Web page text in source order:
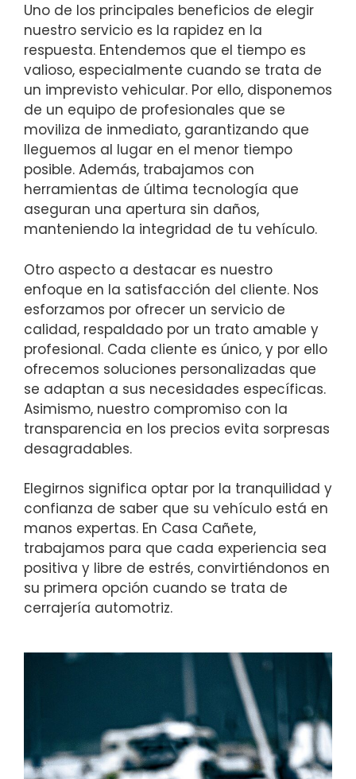
Uno de los principales beneficios de elegir
nuestro servicio es la rapidez en la
respuesta. Entendemos que el tiempo es
valioso, especialmente cuando se trata de
un imprevisto vehicular. Por ello, disponemos
de un equipo de profesionales que se
moviliza de inmediato, garantizando que
lleguemos al lugar en el menor tiempo
posible. Además, trabajamos con
herramientas de última tecnología que
aseguran una apertura sin daños,
manteniendo la integridad de tu vehículo.
Otro aspecto a destacar es nuestro
enfoque en la satisfacción del cliente. Nos
esforzamos por ofrecer un servicio de
calidad, respaldado por un trato amable y
profesional. Cada cliente es único, y por ello
ofrecemos soluciones personalizadas que
se adaptan a sus necesidades específicas.
Asimismo, nuestro compromiso con la
transparencia en los precios evita sorpresas
desagradables.
Elegirnos significa optar por la tranquilidad y
confianza de saber que su vehículo está en
manos expertas. En Casa Cañete,
trabajamos para que cada experiencia sea
positiva y libre de estrés, convirtiéndonos en
su primera opción cuando se trata de
cerrajería automotriz.